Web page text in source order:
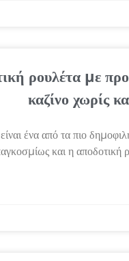
ρουλέτα με
καζίνο χωρίς
ένα από τα πιο
και η αποδοτική